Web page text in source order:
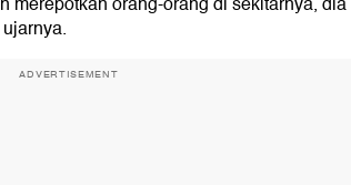
ADVERTISEMENT